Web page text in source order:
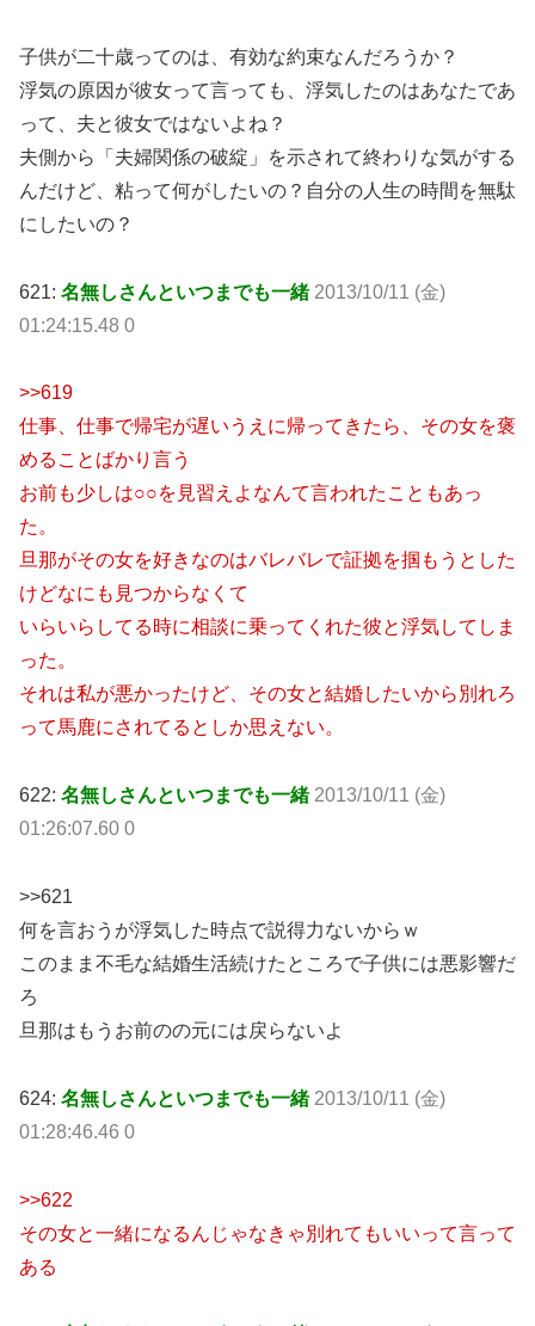
子供が二十歳ってのは、有効な約束なんだろうか？
浮気の原因が彼女って言っても、浮気したのはあなたであ
って、夫と彼女ではないよね？
夫側から「夫婦関係の破綻」を示されて終わりな気がする
んだけど、粘って何がしたいの？自分の人生の時間を無駄
にしたいの？
621: 名無しさんといつまでも一緒 2013/10/11 (金)
01:24:15.48 0
>>619
仕事、仕事で帰宅が遅いうえに帰ってきたら、その女を褒
めることばかり言う
お前も少しは○○を見習えよなんて言われたこともあっ
た。
旦那がその女を好きなのはバレバレで証拠を掴もうとした
けどなにも見つからなくて
いらいらしてる時に相談に乗ってくれた彼と浮気してしま
った。
それは私が悪かったけど、その女と結婚したいから別れろ
って馬鹿にされてるとしか思えない。
622: 名無しさんといつまでも一緒 2013/10/11 (金)
01:26:07.60 0
>>621
何を言おうが浮気した時点で説得力ないからｗ
このまま不毛な結婚生活続けたところで子供には悪影響だ
ろ
旦那はもうお前のの元には戻らないよ
624: 名無しさんといつまでも一緒 2013/10/11 (金)
01:28:46.46 0
>>622
その女と一緒になるんじゃなきゃ別れてもいいって言って
ある